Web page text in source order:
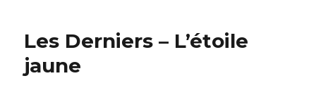
Les Derniers – L’étoile
jaune